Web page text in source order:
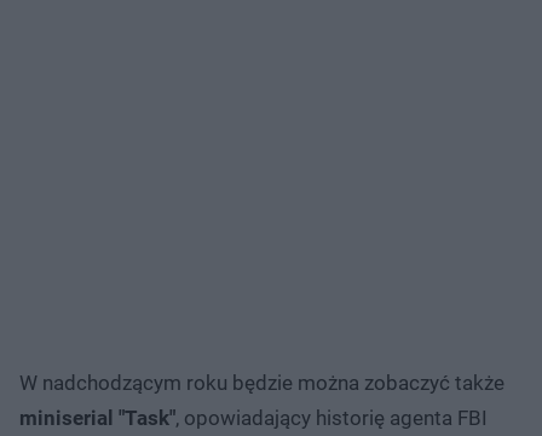
W nadchodzącym roku będzie można zobaczyć także
miniserial "Task", opowiadający historię agenta FBI